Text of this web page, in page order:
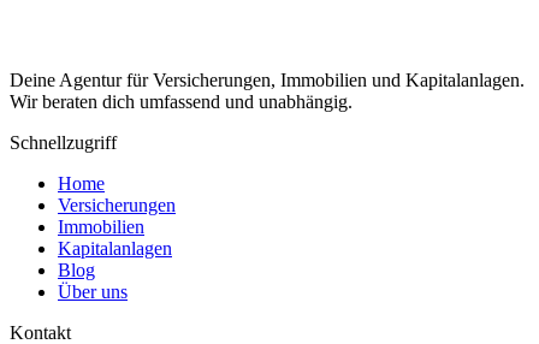
Deine Agentur für Versicherungen, Immobilien und Kapitalanlagen.
Wir beraten dich umfassend und unabhängig.
Schnellzugriff
Home
Versicherungen
Immobilien
Kapitalanlagen
Blog
Über uns
Kontakt